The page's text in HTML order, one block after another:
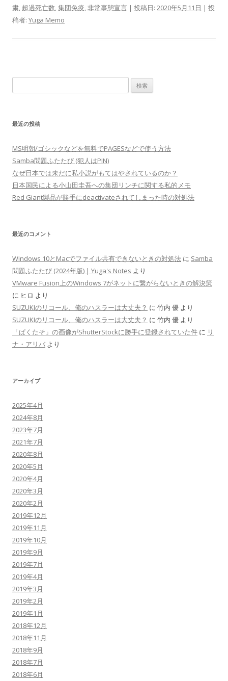
粛 超過死亡数 集団免疫 非常事態宣言 | 投稿日: 2020年5月11日 | 投
稿者: Yuga Memo
索:
最近の投稿
MS明朝/ゴシックなどを無料でPAGESなどで使う方法
Samba問題ふたたび (犯人はPIN)
なぜ日本では未だに私小説がもてはやされているのか？
日本国民による小山田圭吾への集団リンチに関する私的メモ
Red Giant製品が勝手にdeactivateされてしまった時の対処法
最近のコメント
Windows 10とMacでファイル共有できないときの対処法 に Samba
問題ふたたび (2024年版) | Yuga's Notes より
VMware Fusion上のWindows 7がネットに繋がらないときの解決策
に ヒロ より
SUZUKIのリコール、俺のハスラーは大丈夫？ に 竹内 優 より
SUZUKIのリコール、俺のハスラーは大丈夫？ に 竹内 優 より
「ぱくたそ」の画像がShutterStockに勝手に登録されていた件 に リ
ナ・アリバ より
アーカイブ
2025年4月
2024年8月
2023年7月
2021年7月
2020年8月
2020年5月
2020年4月
2020年3月
2020年2月
2019年12月
2019年11月
2019年10月
2019年9月
2019年7月
2019年4月
2019年3月
2019年2月
2019年1月
2018年12月
2018年11月
2018年9月
2018年7月
2018年6月